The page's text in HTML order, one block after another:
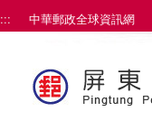
跳到主要內容區塊
::: 中華郵政全球資訊網